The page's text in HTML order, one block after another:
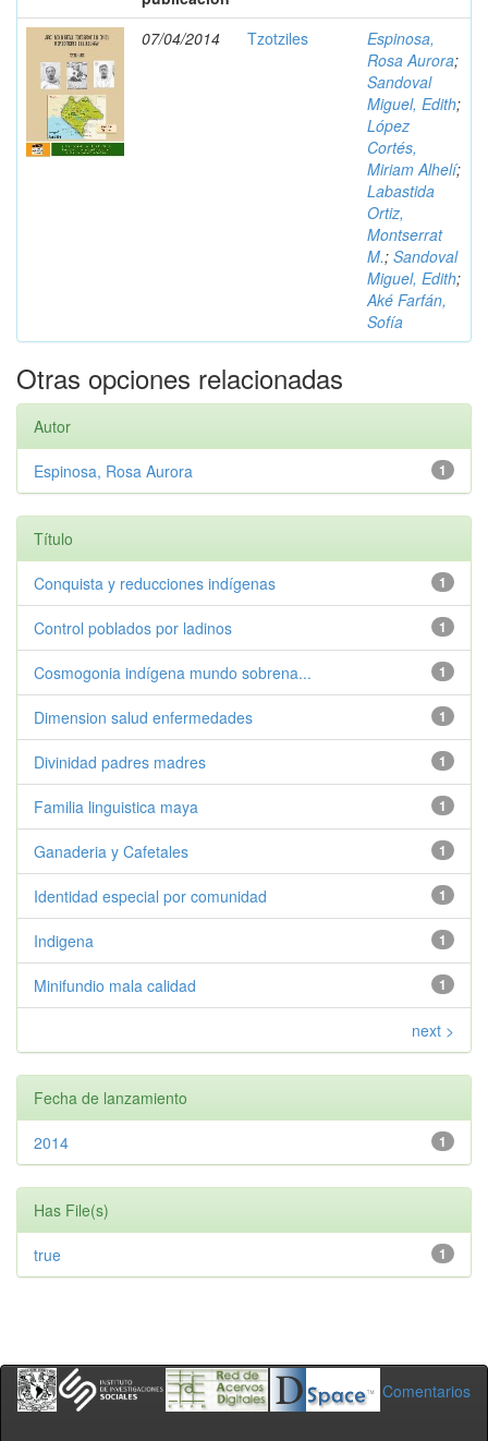
07/04/2014 Tzotziles
Espinosa,
Rosa Aurora;
Sandoval
Miguel, Edith;
López
Cortés,
Miriam Alhelí;
Labastida
Ortiz,
Montserrat
M.; Sandoval
Miguel, Edith;
Aké Farfán,
Sofía
Otras opciones relacionadas
Autor
1
Espinosa, Rosa Aurora
Título
1
Conquista y reducciones indígenas
1
Control poblados por ladinos
1
Cosmogonia indígena mundo sobrena...
1
Dimension salud enfermedades
1
Divinidad padres madres
1
Familia linguistica maya
1
Ganaderia y Cafetales
1
Identidad especial por comunidad
1
Indigena
1
Minifundio mala calidad
next >
Fecha de lanzamiento
1
2014
Has File(s)
1
true
Comentarios